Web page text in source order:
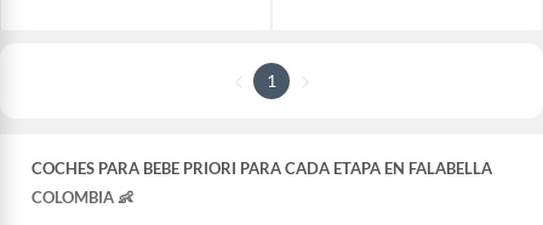
1
COCHES PARA BEBE PRIORI PARA CADA ETAPA EN FALABELLA
COLOMBIA 👶